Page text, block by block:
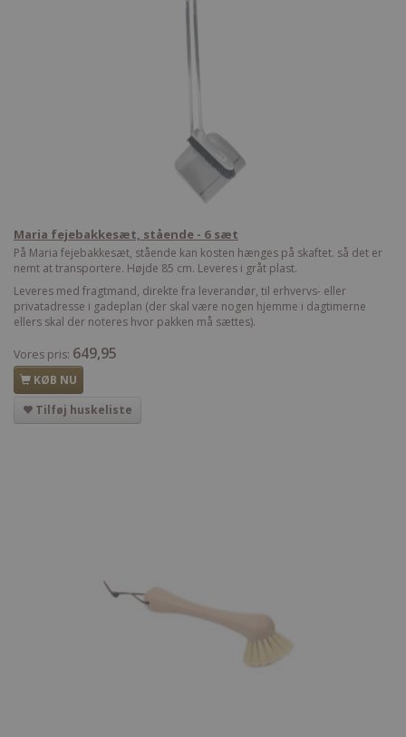
Maria fejebakkesæt, stående - 6 sæt
På Maria fejebakkesæt, stående kan kosten hænges på skaftet. så det er
nemt at transportere. Højde 85 cm. Leveres i gråt plast.
Leveres med fragtmand, direkte fra leverandør, til erhvervs- eller
privatadresse i gadeplan (der skal være nogen hjemme i dagtimerne
ellers skal der noteres hvor pakken må sættes).
Vores pris: 649,95
KØB NU
Tilføj huskeliste